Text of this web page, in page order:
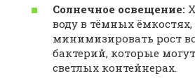
Солнечное освещение:
воду в тёмных
минимизировать рост
бактерий, которые
светлых контейнерах.